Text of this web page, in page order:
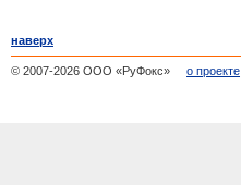
наверх
© 2007-2026 ООО «РуФокс» о проекте